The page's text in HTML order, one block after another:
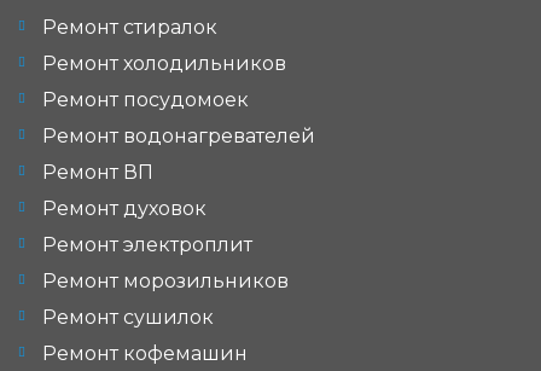
Ремонт стиралок
Ремонт холодильников
Ремонт посудомоек
Ремонт водонагревателей
Ремонт ВП
Ремонт духовок
Ремонт электроплит
Ремонт морозильников
Ремонт сушилок
Ремонт кофемашин